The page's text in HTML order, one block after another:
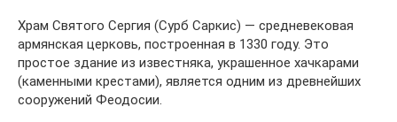
Храм Святого Сергия (Сурб Саркис) — средневековая
армянская церковь, построенная в 1330 году. Это
простое здание из известняка, украшенное хачкарами
(каменными крестами), является одним из древнейших
сооружений Феодосии.